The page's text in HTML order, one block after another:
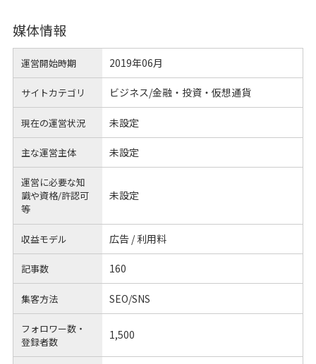
媒体情報
運営開始時期 2019年06月
サイトカテゴリ ビジネス/金融・投資・仮想通貨
現在の運営状況 未設定
主な運営主体 未設定
運営に必要な知
識や資格/許認可
等
未設定
収益モデル 広告 / 利用料
記事数 160
集客方法 SEO/SNS
フォロワー数・
登録者数
1,500